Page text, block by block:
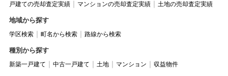
戸建ての売却査定実績
マンションの売却査定実績 土地の売却査定実績
地域から探す
学区検索 町名から検索 路線から検索
種別から探す
新築一戸建て 中古一戸建て 土地 マンション 収益物件